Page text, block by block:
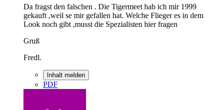
Da fragst den falschen . Die Tigermeet hab ich mir 1999
gekauft ,weil se mir gefallen hat. Welche Flieger es in dem
Look noch gibt ,musst die Spezialisten hier fragen
Gruß
Fredl.
Inhalt melden
PDF